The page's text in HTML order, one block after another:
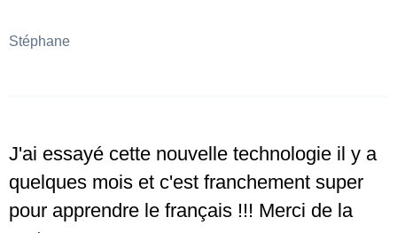
Stéphane
J'ai essayé cette nouvelle technologie il y a
quelques mois et c'est franchement super
pour apprendre le français !!! Merci de la